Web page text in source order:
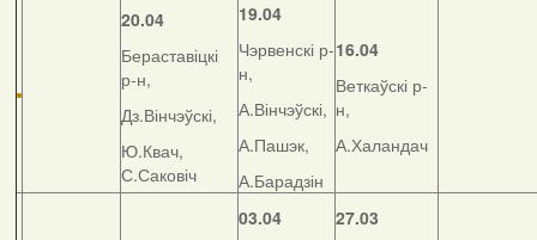
20.04
Бераставіцкі
р-н,
Дз.Вінчэўскі,
Ю.Квач,
С.Саковіч
19.04
Чэрвенскі р-
н,
А.Вінчэўскі,
А.Пашэк,
А.Барадзін
16.04
Веткаўскі р-
н,
А.Халандач
03.04
27.03